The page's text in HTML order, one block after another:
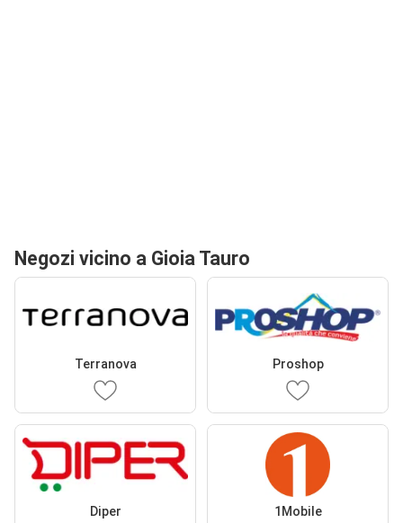
Negozi vicino a Gioia Tauro
Terranova Proshop
Diper 1Mobile